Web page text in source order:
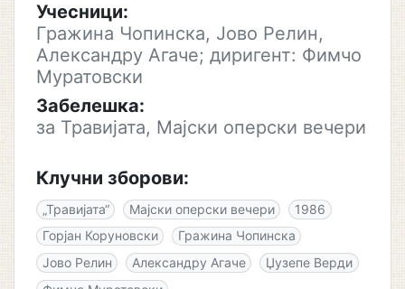
Учесници:
Гражина Чопинска, Јово Релин,
Александру Агаче; диригент: Фимчо
Муратовски
Забелешка:
за Травијата, Мајски оперски вечери
Клучни зборови:
„Травијата“ Мајски оперски вечери
1986
Горјан Коруновски
Гражина Чопинска
Јово Релин
Александру Агаче
Џузепе Верди